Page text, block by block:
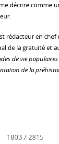
décrire comme
rédacteur en chef
de la gratuité et
de vie
de la
1803 / 2815